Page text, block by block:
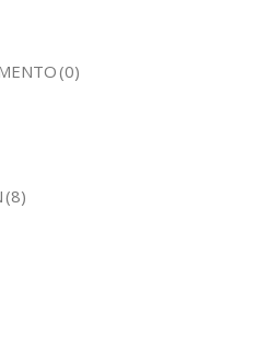
(0)
(8)